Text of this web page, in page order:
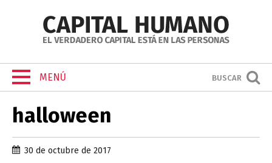
MENÚ BUSCAR
halloween
30 de octubre de 2017